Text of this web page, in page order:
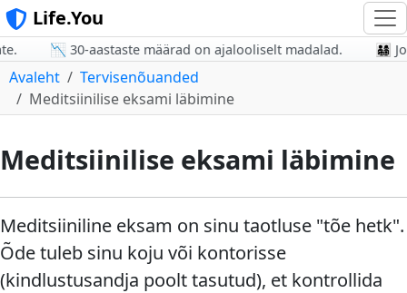
Life.You
📉 30-aastaste määrad on ajalooliselt madalad.
Avaleht
Tervisenõuanded
Meditsiinilise eksami läbimine
Meditsiinilise eksami läbimine
Meditsiiniline eksam on sinu taotluse "tõe hetk".
Õde tuleb sinu koju või kontorisse
(kindlustusandja poolt tasutud), et kontrollida